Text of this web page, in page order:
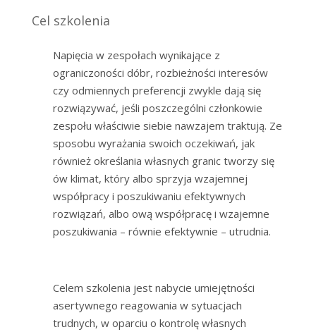
Cel szkolenia
Napięcia w zespołach wynikające z
ograniczoności dóbr, rozbieżności interesów
czy odmiennych preferencji zwykle dają się
rozwiązywać, jeśli poszczególni członkowie
zespołu właściwie siebie nawzajem traktują. Ze
sposobu wyrażania swoich oczekiwań, jak
również określania własnych granic tworzy się
ów klimat, który albo sprzyja wzajemnej
współpracy i poszukiwaniu efektywnych
rozwiązań, albo ową współpracę i wzajemne
poszukiwania – równie efektywnie – utrudnia.
Celem szkolenia jest nabycie umiejętności
asertywnego reagowania w sytuacjach
trudnych, w oparciu o kontrolę własnych